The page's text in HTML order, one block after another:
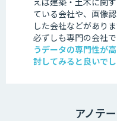
ている会社や、画像
した会社などがありま
必ずしも専門の会社
うデータの専門性が
討してみると良いでし
アノテ